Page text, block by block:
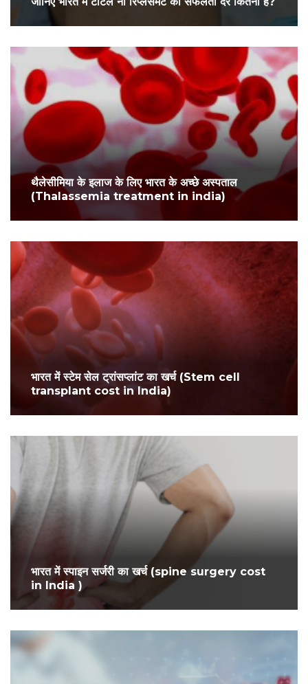
थैलेसीमिया के इलाज के लिए भारत के अच्छे अस्पताल
(Thalassemia treatment in india)
भारत में स्टेम सेल ट्रांसप्लांट का खर्च (Stem cell
transplant cost in India)
भारत में स्पाइन सर्जरी का खर्च (spine surgery cost
in India )